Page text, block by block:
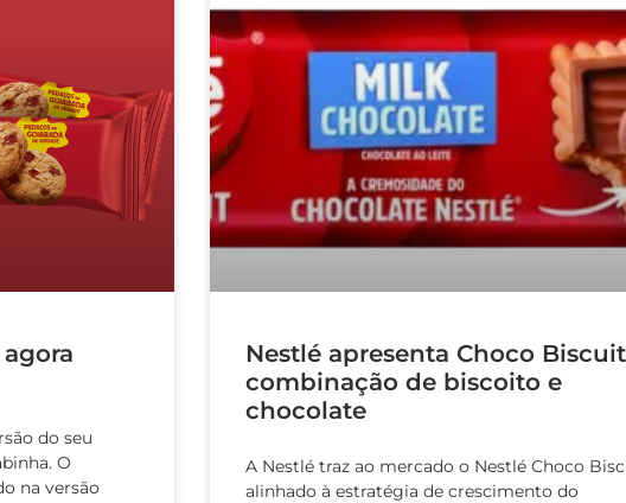
do seu
O
na versão
Nestlé apresenta Choco
combinação de biscoito e
chocolate
A Nestlé traz ao mercado o Nestlé Choco
alinhado à estratégia de crescimento do